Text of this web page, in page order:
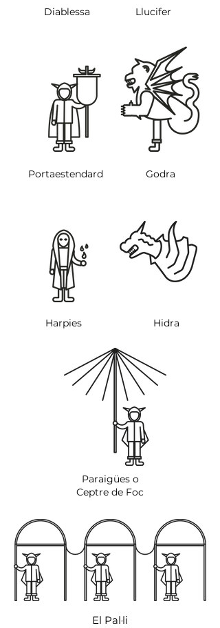
Diablessa
Portaestendard
Harpies
Llucifer
Godra
Hidra
Paraigües o
Ceptre de Foc
El Pal·li